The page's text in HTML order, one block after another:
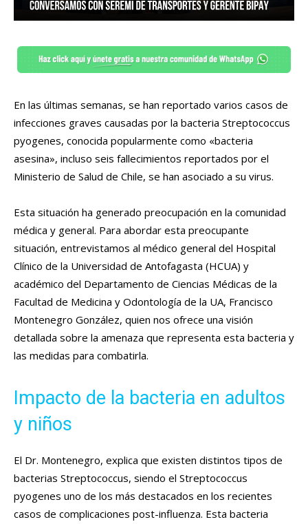
En las últimas semanas, se han reportado varios casos de
infecciones graves causadas por la bacteria Streptococcus
pyogenes, conocida popularmente como «bacteria
asesina», incluso seis fallecimientos reportados por el
Ministerio de Salud de Chile, se han asociado a su virus.
Esta situación ha generado preocupación en la comunidad
médica y general. Para abordar esta preocupante
situación, entrevistamos al médico general del Hospital
Clínico de la Universidad de Antofagasta (HCUA) y
académico del Departamento de Ciencias Médicas de la
Facultad de Medicina y Odontología de la UA, Francisco
Montenegro González, quien nos ofrece una visión
detallada sobre la amenaza que representa esta bacteria y
las medidas para combatirla.
Impacto de la bacteria en adultos
y niños
El Dr. Montenegro, explica que existen distintos tipos de
bacterias Streptococcus, siendo el Streptococcus
pyogenes uno de los más destacados en los recientes
casos de complicaciones post-influenza. Esta bacteria